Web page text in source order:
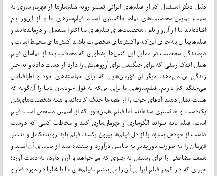
دلیل دیگر استقبال کم از فیلم‌های ایرانی تغییر رویه فیلم‌سازها از قهرمان‌سازی به
سمت نمایش شخصیت‌های تماما خاکستری است. فیلم‌سازهای ما یا از این‌ور بام
افتاده‌اند یا از آن‌ور بام. شخصیت‌های فیلم‌های ما اکثرا منفعل و درمانده‌اند و
فیلم‌هایمان به جای این‌که واکنش‌های شخصیت باشد کنش‌های محیط است و
درماندگی شخصیت در مقابل این کنش‌ها. به‌طوری که مخاطب بعد از تماشای فیلم
همان اندک رمقی که برای جنگیدن برای آرزوهایش را دارد از دست داده و به جبر
زندگی تن می‌دهد. دیگر آن قهرمان‌هایی که برای خواسته‌های خود و اطرافیانش
می‌جنگد کم داریم. فیلم‌سازهای ما برای این‌که به قول خودشان دنیا را آن‌گونه که
هست نشان دهند آد‌های خوب را از قصه‌ها حذف کرده‌اند و همه شخصیت‌های‌شان
یک‌دست و خاکستری شده‌اند. اما فیلم همان‌طور که از اسمش مشخص است فیلم
است. فیلم باید بتواند الگوسازی و قهرمان‌سازی کند و مخاطب کسی که دوست
داشت از خودش بسازد را از دل فیلم‌ها بیرون بکشد. فیلم باید روند تکامل و تغییر
قهرمان را به صورت باورپذیر به نمایش درآورد و بیننده بعد از تماشای آن امید و
شعف مضاعفی را برای رسیدن به چیزی که می‌خواهد و آرزو دارد، به دست آورد؛
چیزی که در کم‌تر فیلم ایرانی آن را می‌بینیم. فیلم‌های ما یا غالبا در مورد فقر و